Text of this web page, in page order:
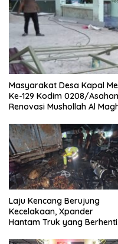
Masyarakat Desa Kapal
Ke-129 Kodim 0208/
Renovasi Mushollah Al
Laju Kencang Berujung
Kecelakaan, Xpander
Hantam Truk yang Berhenti